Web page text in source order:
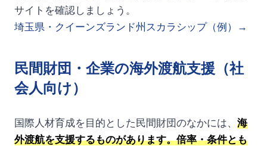
サイトを確認しましょう。
埼玉県・クイーンズランド州スカラシップ（例）→
民間財団・企業の海外渡航支援（社
会人向け）
国際人材育成を目的とした民間財団のなかには、 海
外渡航を支援するものがあります。倍率・条件とも